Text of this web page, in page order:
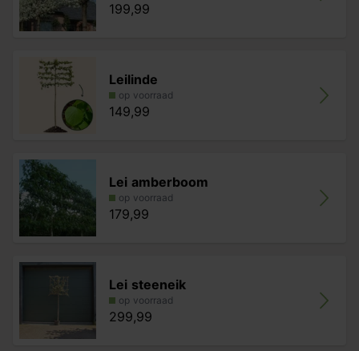
199,99
Leilinde
op voorraad
149,99
Lei amberboom
op voorraad
179,99
Lei steeneik
op voorraad
299,99